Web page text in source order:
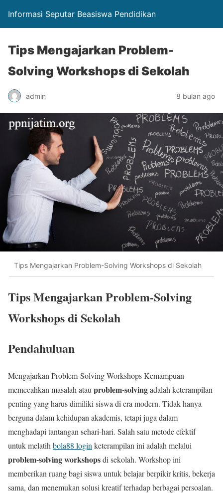
Informasi Seputar Beasiswa Pendidikan
Tips Mengajarkan Problem-
Solving Workshops di Sekolah
admin 8 bulan ago
Tips Mengajarkan Problem-Solving Workshops di Sekolah
Tips Mengajarkan Problem-Solving
Workshops di Sekolah
Pendahuluan
Mengajarkan Problem-Solving Workshops Kemampuan
memecahkan masalah atauproblem-solvingadalah keterampilan
penting yang harus dimiliki siswa di era modern. Tidak hanya
berguna dalam kehidupan akademis, tetapi juga dalam
menghadapi tantangan sehari-hari. Salah satu metode efektif
untuk melatihbola88 loginketerampilan ini adalah melalui
problem-solving workshopsdi sekolah. Workshop ini
memberikan ruang bagi siswa untuk belajar berpikir kritis, bekerja
sama, dan menemukan solusi kreatif terhadap berbagai persoalan.